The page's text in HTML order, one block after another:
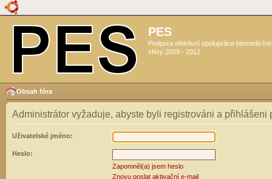
PES
Podpora efektivní spolupráce
sféry 2009 - 2012
Obsah fóra
Administrátor vyžaduje, abyste byli registrováni a přihlášeni
Uživatelské jméno:
Heslo:
Zapomněl(a) jsem heslo
Znovu poslat aktivační e-mail